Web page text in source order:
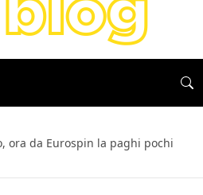
ora da Eurospin la paghi pochi